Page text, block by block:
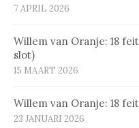
7 APRIL 2026
Willem van Oranje: 18
slot)
15 MAART 2026
Willem van Oranje: 18
23 JANUARI 2026